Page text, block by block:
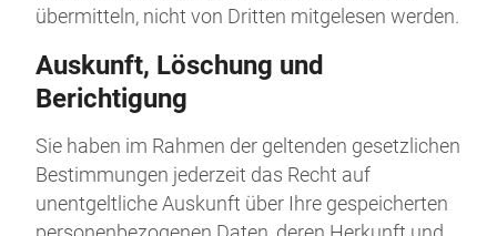
übermitteln, nicht von Dritten mitgelesen werden.
Auskunft, Löschung und
Berichtigung
Sie haben im Rahmen der geltenden gesetzlichen
Bestimmungen jederzeit das Recht auf
unentgeltliche Auskunft über Ihre gespeicherten